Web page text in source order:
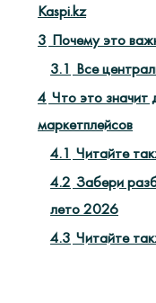
Kaspi.kz
3 Почему это
3.1 Все
4 Что это значит
маркетплейсов
4.1 Читайте
4.2 Забери
лето 2026
4.3 Читайте